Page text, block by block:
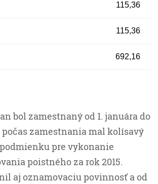
115,36
115,36
692,16
bol zamestnaný od 1. januára do
počas zamestnania mal kolísavý
pre vykonanie
poistného za rok 2015.
aj oznamovaciu povinnosť a od